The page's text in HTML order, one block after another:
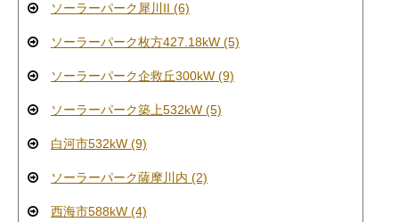
ソーラーパーク犀川II (6)
ソーラーパーク枚方427.18kW (5)
ソーラーパーク企救丘300kW (9)
ソーラーパーク築上532kW (5)
白河市532kW (9)
ソーラーパーク薩摩川内 (2)
西海市588kW (4)